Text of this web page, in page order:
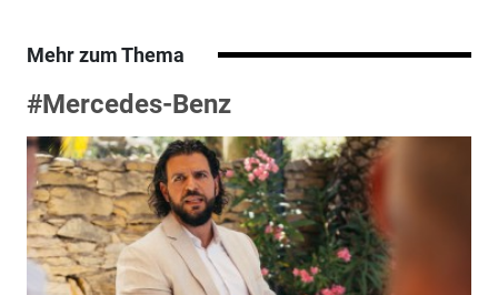
Mehr zum Thema
#Mercedes-Benz